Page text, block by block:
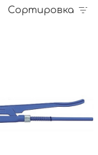
Сортировка